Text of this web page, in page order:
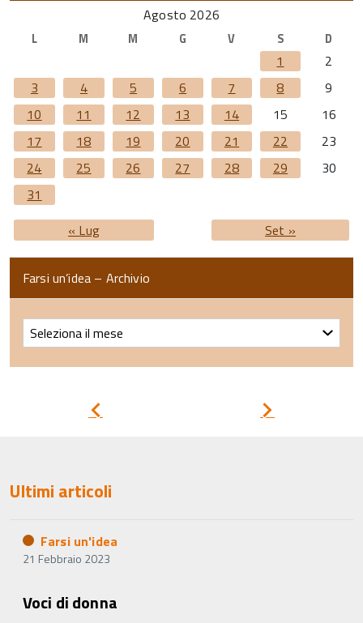
Agosto 2026
L M M G V S D
1
2
3
4 5 6 7 8
9
10
11 12 13 14 15
16
17
18 19 20 21 22
23
24
25 26 27 28 29
30
31
« Lug
Set »
Farsi un’idea – Archivio
Farsi
un’idea
–
Archivio
Ultimi articoli
Farsi un'idea
21 Febbraio 2023
Voci di donna